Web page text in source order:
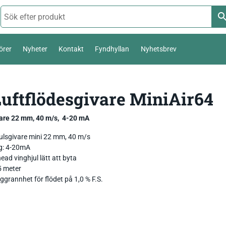
Termoelement Typ K
Komposttermometer
Livsmedel_
Fukt_
Luftflöde_
Ph / Redox / Syre_
Luftfuktighetsmätare
Fuktkvotsmätare
Fuktindikator
Väderstation 0-10 V
Thies Compact 4…20mA / 0-10V
First Class
Ultrasonic Anemometer
Lufft Ventus Ultrasonic
Nyheter Kontakt Fyndhyllan Nyhetsbrev
MiniAir64
22 mm, 40 m/s, 4-20 mA
mini 22 mm, 40 m/s
4-20mA
vinghjul lätt att byta
meter
för flödet på 1,0 % F.S.